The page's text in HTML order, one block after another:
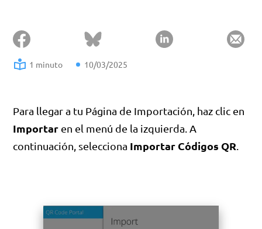
1 minuto 10/03/2025
Para llegar a tu Página de Importación, haz clic en
Importar en el menú de la izquierda. A
continuación, selecciona Importar Códigos QR